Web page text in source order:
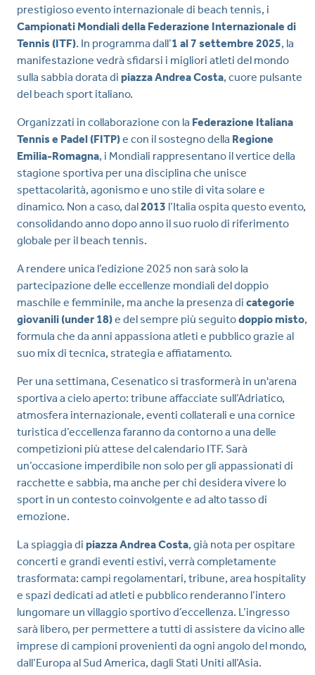
prestigioso evento internazionale di beach tennis, i
Campionati Mondiali della Federazione Internazionale di
Tennis (ITF). In programma dall’1 al 7 settembre 2025, la
manifestazione vedrà sfidarsi i migliori atleti del mondo
sulla sabbia dorata di piazza Andrea Costa, cuore pulsante
del beach sport italiano.
Organizzati in collaborazione con la Federazione Italiana
Tennis e Padel (FITP)e con il sostegno della Regione
Emilia-Romagna, i Mondiali rappresentano il vertice della
stagione sportiva per una disciplina che unisce
spettacolarità, agonismo e uno stile di vita solare e
dinamico. Non a caso, dal2013 l’Italia ospita questo evento,
consolidando anno dopo anno il suo ruolo di riferimento
globale per il beach tennis.
A rendere unica l’edizione 2025 non sarà solo la
partecipazione delle eccellenze mondiali del doppio
maschile e femminile, ma anche la presenza di categorie
giovanili (under 18)e del sempre più seguitodoppio misto,
formula che da anni appassiona atleti e pubblico grazie al
suo mix di tecnica, strategia e affiatamento.
Per una settimana, Cesenatico si trasformerà in un'arena
sportiva a cielo aperto: tribune affacciate sull’Adriatico,
atmosfera internazionale, eventi collaterali e una cornice
turistica d’eccellenza faranno da contorno a una delle
competizioni più attese del calendario ITF. Sarà
un’occasione imperdibile non solo per gli appassionati di
racchette e sabbia, ma anche per chi desidera vivere lo
sport in un contesto coinvolgente e ad alto tasso di
emozione.
La spiaggia di piazza Andrea Costa, già nota per ospitare
concerti e grandi eventi estivi, verrà completamente
trasformata: campi regolamentari, tribune, area hospitality
e spazi dedicati ad atleti e pubblico renderanno l’intero
lungomare un villaggio sportivo d’eccellenza. L’ingresso
sarà libero, per permettere a tutti di assistere da vicino alle
imprese di campioni provenienti da ogni angolo del mondo,
dall’Europa al Sud America, dagli Stati Uniti all’Asia.